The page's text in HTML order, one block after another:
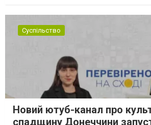
Суспільство
Новий ютуб-канал про
спадщину Донеччини